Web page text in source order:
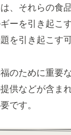
、それらの食
ーを引き起こ
を引き起こす
のために重要
供などが含ま
です。